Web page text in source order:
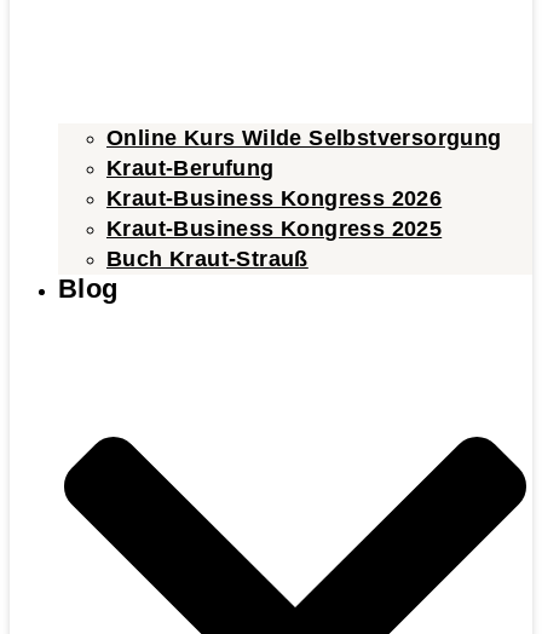
Online Kurs Wilde Selbstversorgung
Kraut-Berufung
Kraut-Business Kongress 2026
Kraut-Business Kongress 2025
Buch Kraut-Strauß
Blog